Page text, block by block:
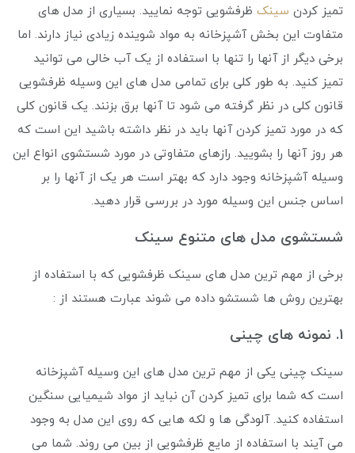
تمیز کردن سینک ظرفشویی توجه نمایید. بسیاری از مدل های
متفاوت این بخش آشپزخانه به مواد شوینده زیادی نیاز دارند. اما
برخی دیگر از آنها را تنها با استفاده از یک آب خالی می توانید
تمیز کنید. به طور کلی برای تمامی مدل های این وسیله ظرفشویی
قانون کلی در نظر گرفته می‌ شود تا آنها برق بزنند. یک قانون کلی
که در مورد تمیز کردن آنها باید در نظر داشته باشید این است که
هر روز آنها را بشویید. رازهای متفاوتی در مورد شستشوی انواع این
وسیله آشپزخانه وجود دارد که بهتر است هر یک از آنها را بر
اساس جنس این وسیله مورد در بررسی قرار دهید.
شستشوی مدل های متنوع سینک
برخی از مهم ترین مدل های سینک ظرفشویی که با استفاده از
بهترین روش ها شستشو داده می شوند عبارت هستند از :
1. نمونه های چینی
سینک چینی یکی از مهم ترین مدل های این وسیله آشپزخانه
است که شما برای تمیز کردن آن نباید از مواد شیمیایی سنگین
استفاده کنید. آلودگی ها و لکه هایی که روی این مدل به وجود
می آیند با استفاده از مایع ظرفشویی از بین می ‌روند. شما می